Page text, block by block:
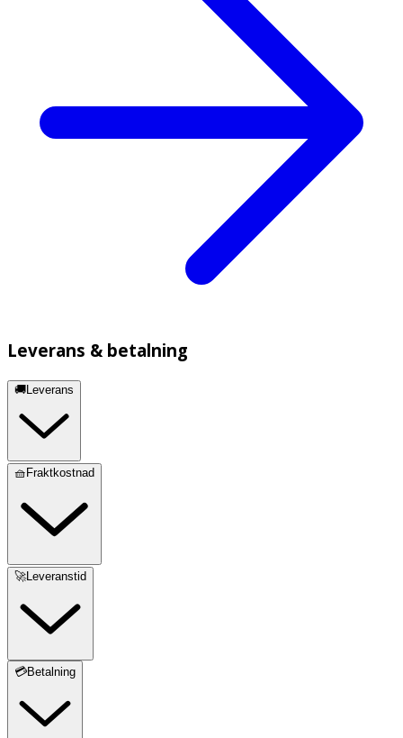
Leverans & betalning
🚚Leverans
🧺Fraktkostnad
🚀Leveranstid
💳Betalning